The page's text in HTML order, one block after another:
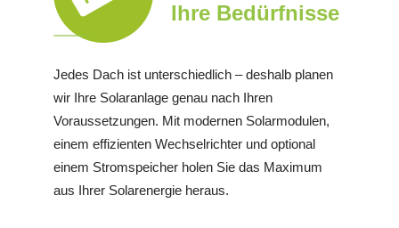
Ihre Bedürfnisse
Jedes Dach ist unterschiedlich – deshalb planen
wir Ihre Solaranlage genau nach Ihren
Voraussetzungen. Mit modernen Solarmodulen,
einem effizienten Wechselrichter und optional
einem Stromspeicher holen Sie das Maximum
aus Ihrer Solarenergie heraus.